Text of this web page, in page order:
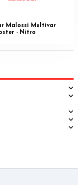
Malossi Multivar
- Nitro